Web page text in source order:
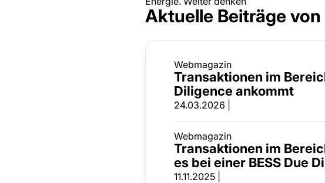
Aktuelle Beiträge
Webmagazin
Transaktionen im
Diligence ankommt
24.03.2026 |
Webmagazin
Transaktionen im
es bei einer BESS Due
11.11.2025 |